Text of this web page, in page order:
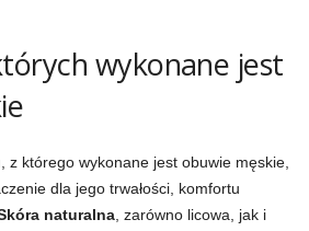
wykonane jest
z którego wykonane jest obuwie męskie,
dla jego trwałości, komfortu
naturalna , zarówno licowa, jak i